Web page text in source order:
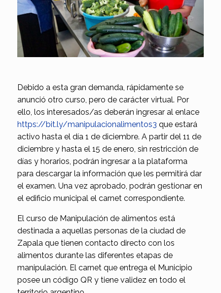
Debido a esta gran demanda, rápidamente se
anunció otro curso, pero de carácter virtual. Por
ello, los interesados/as deberán ingresar al enlace
https://bit.ly/manipulacionalimentos3 que estará
activo hasta el día 1 de diciembre. A partir del 11 de
diciembre y hasta el 15 de enero, sin restricción de
días y horarios, podrán ingresar a la plataforma
para descargar la información que les permitirá dar
el examen. Una vez aprobado, podrán gestionar en
el edificio municipal el carnet correspondiente.
El curso de Manipulación de alimentos está
destinada a aquellas personas de la ciudad de
Zapala que tienen contacto directo con los
alimentos durante las diferentes etapas de
manipulación. El carnet que entrega el Municipio
posee un código QR y tiene validez en todo el